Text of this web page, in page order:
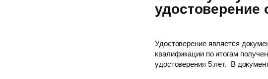
Удостоверение является
квалификации по итогам
удостоверения 5 лет. В